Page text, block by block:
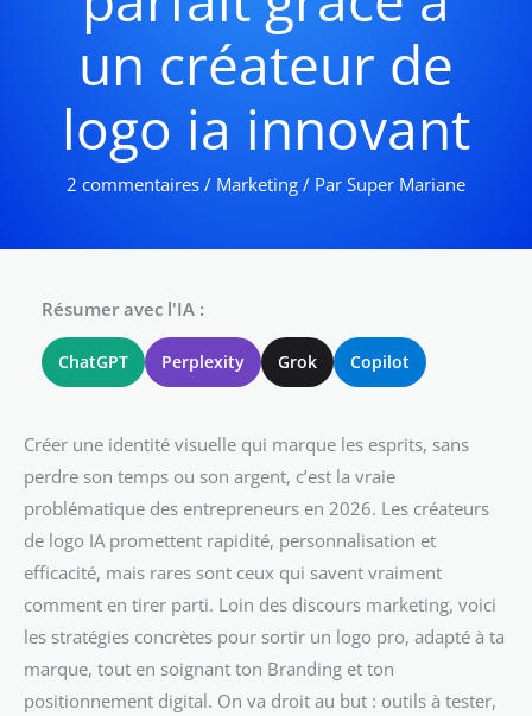
un créateur de
logo ia innovant
2 commentaires / Marketing / Par Super Mariane
Résumer avec l'IA :
ChatGPT Perplexity Grok Copilot
Créer une identité visuelle qui marque les esprits, sans
perdre son temps ou son argent, c’est la vraie
problématique des entrepreneurs en 2026. Les créateurs
de logo IA promettent rapidité, personnalisation et
efficacité, mais rares sont ceux qui savent vraiment
comment en tirer parti. Loin des discours marketing, voici
les stratégies concrètes pour sortir un logo pro, adapté à ta
marque, tout en soignant ton Branding et ton
positionnement digital. On va droit au but : outils à tester,